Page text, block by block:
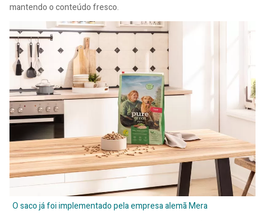
mantendo o conteúdo fresco.
O saco já foi implementado pela empresa alemã Mera